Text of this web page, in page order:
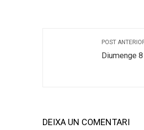
POST
Diumenge
DEIXA UN COMENTARI